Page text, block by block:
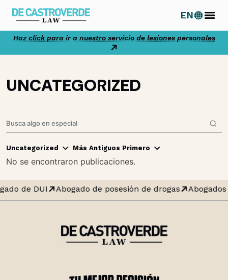
contenido
EN
Haz click para ir a nuestro servicio de lesiones personales
UNCATEGORIZED
Uncategorized Más Antiguos Primero
No se encontraron publicaciones.
de DUI Abogado de posesión de drogas